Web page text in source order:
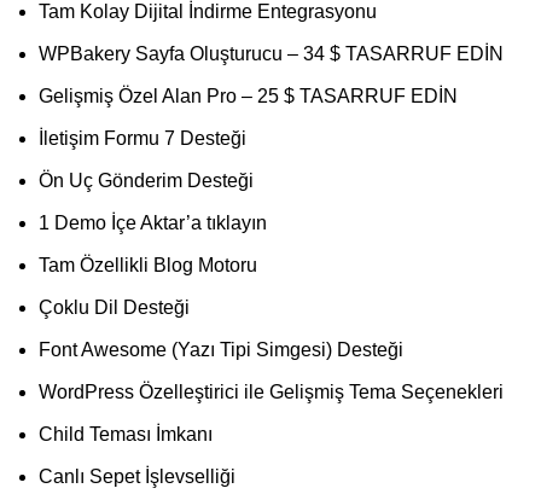
Tam Kolay Dijital İndirme Entegrasyonu
WPBakery Sayfa Oluşturucu – 34 $ TASARRUF EDİN
Gelişmiş Özel Alan Pro – 25 $ TASARRUF EDİN
İletişim Formu 7 Desteği
Ön Uç Gönderim Desteği
1 Demo İçe Aktar’a tıklayın
Tam Özellikli Blog Motoru
Çoklu Dil Desteği
Font Awesome (Yazı Tipi Simgesi) Desteği
WordPress Özelleştirici ile Gelişmiş Tema Seçenekleri
Child Teması İmkanı
Canlı Sepet İşlevselliği